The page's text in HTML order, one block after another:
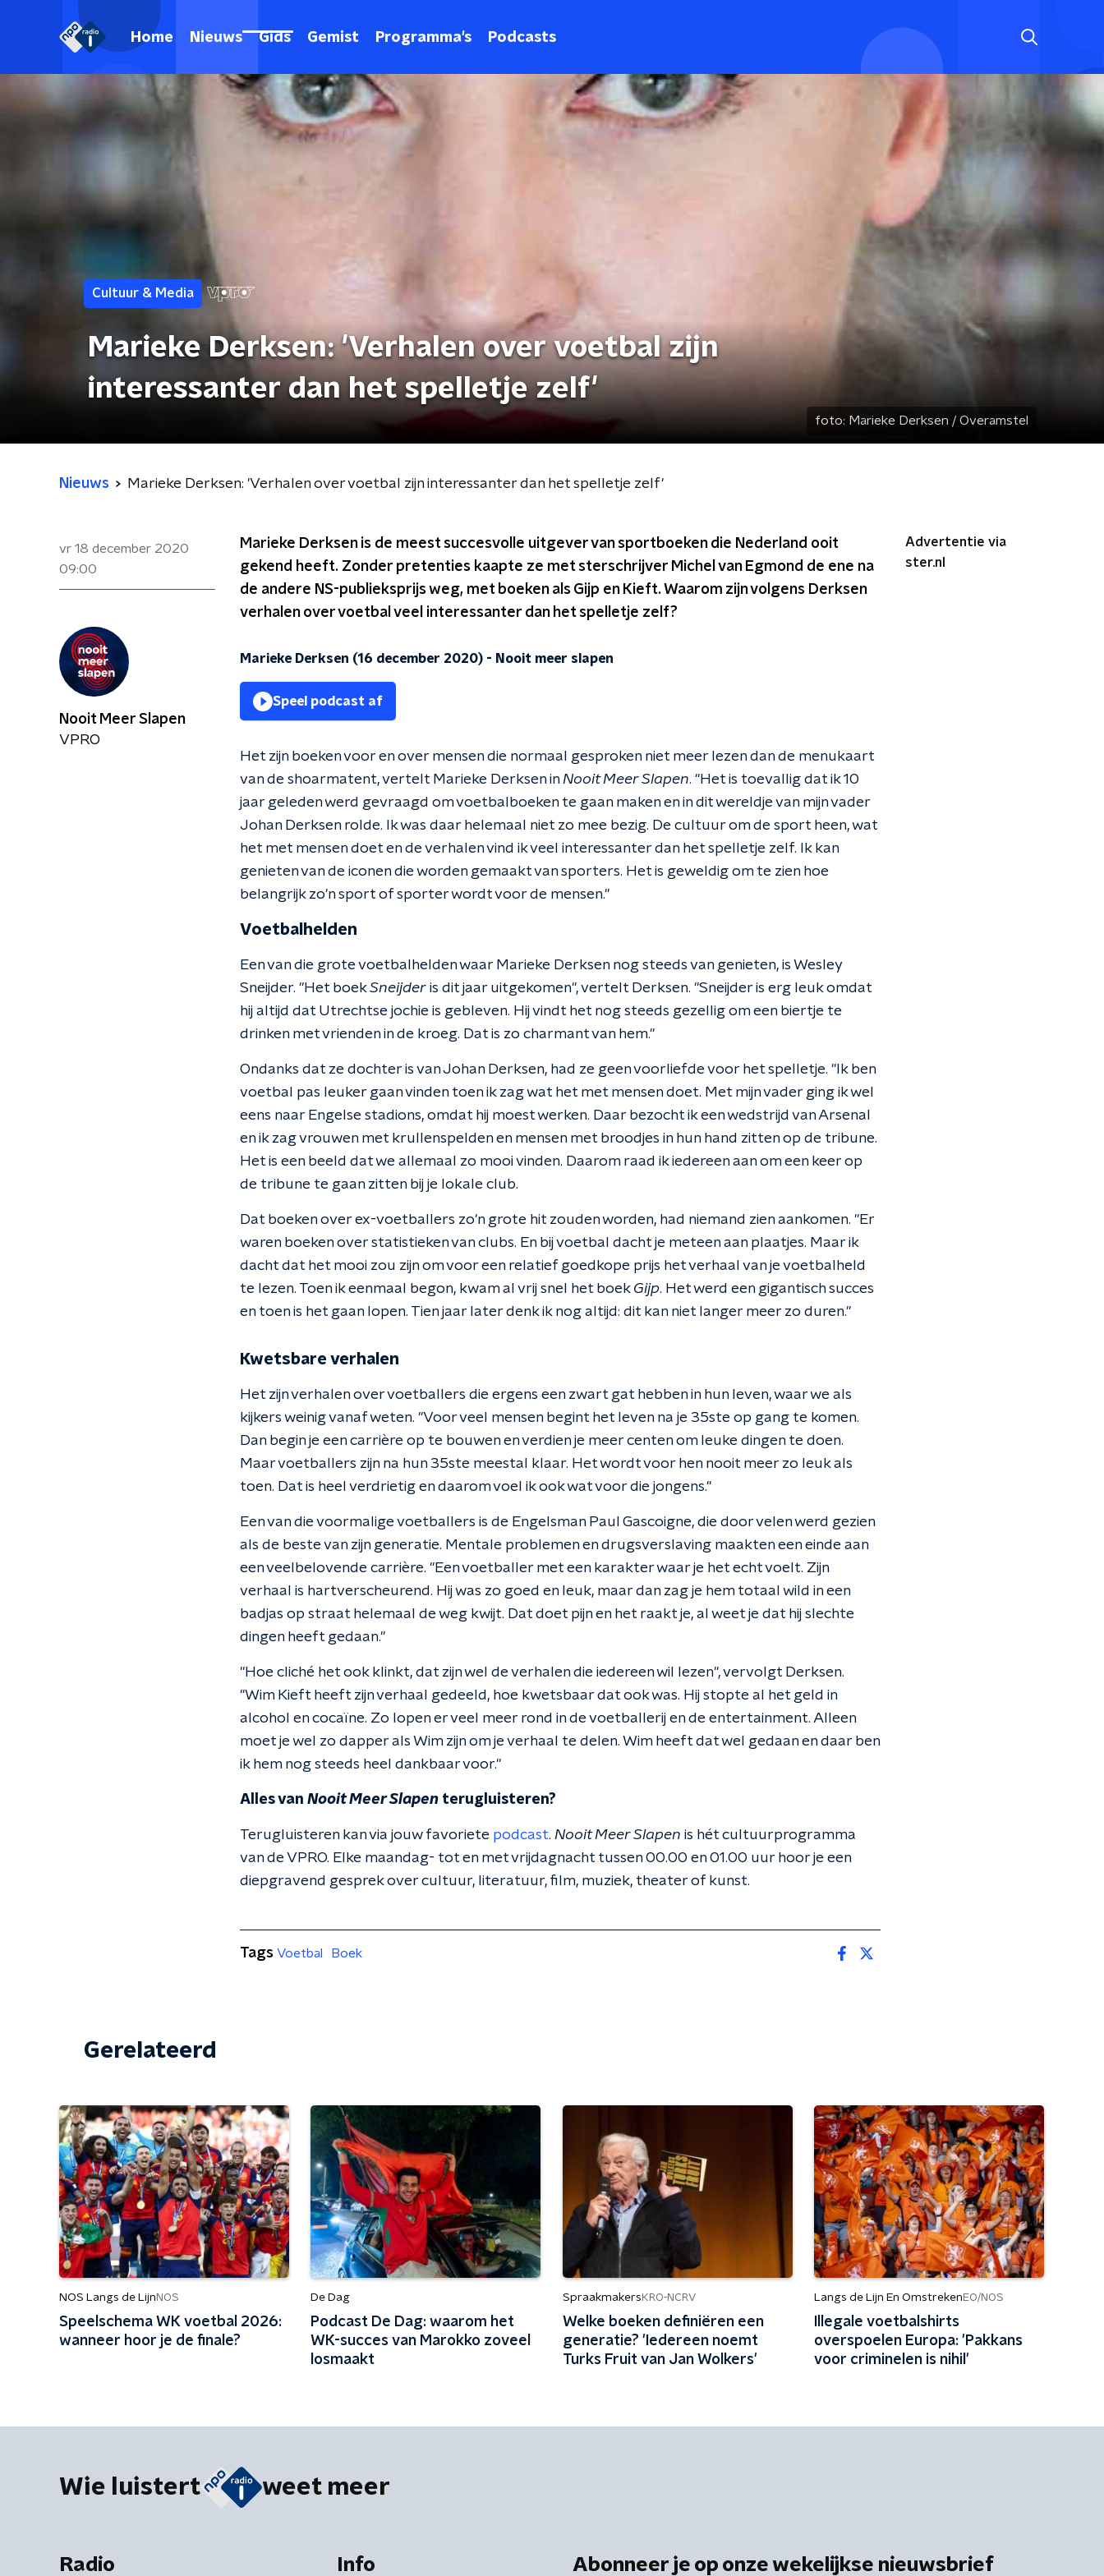
Home Nieuws Gids Gemist Programma's Podcasts
Cultuur & Media
Marieke Derksen: 'Verhalen over voetbal zijn
interessanter dan het spelletje zelf'
foto: Marieke Derksen / Overamstel
Nieuws Marieke Derksen: 'Verhalen over voetbal zijn interessanter dan het spelletje zelf'
vr 18 december 2020
09:00
Marieke Derksen is de meest succesvolle uitgever van sportboeken die Nederland ooit
gekend heeft. Zonder pretenties kaapte ze met sterschrijver Michel van Egmond de ene na
de andere NS-publieksprijs weg, met boeken als Gijp en Kieft. Waarom zijn volgens Derksen
verhalen over voetbal veel interessanter dan het spelletje zelf?
Marieke Derksen (16 december 2020) - Nooit meer slapen
Speel podcast af
Het zijn boeken voor en over mensen die normaal gesproken niet meer lezen dan de menukaart
van de shoarmatent, vertelt Marieke Derksen inNooit Meer Slapen. ''Het is toevallig dat ik 10
jaar geleden werd gevraagd om voetbalboeken te gaan maken en in dit wereldje van mijn vader
Johan Derksen rolde. Ik was daar helemaal niet zo mee bezig. De cultuur om de sport heen, wat
het met mensen doet en de verhalen vind ik veel interessanter dan het spelletje zelf. Ik kan
genieten van de iconen die worden gemaakt van sporters. Het is geweldig om te zien hoe
belangrijk zo'n sport of sporter wordt voor de mensen.''
Voetbalhelden
Een van die grote voetbalhelden waar Marieke Derksen nog steeds van genieten, is Wesley
Sneijder. ''Het boekSneijder is dit jaar uitgekomen'', vertelt Derksen. ''Sneijder is erg leuk omdat
hij altijd dat Utrechtse jochie is gebleven. Hij vindt het nog steeds gezellig om een biertje te
drinken met vrienden in de kroeg. Dat is zo charmant van hem.''
Ondanks dat ze dochter is van Johan Derksen, had ze geen voorliefde voor het spelletje. ''Ik ben
voetbal pas leuker gaan vinden toen ik zag wat het met mensen doet. Met mijn vader ging ik wel
eens naar Engelse stadions, omdat hij moest werken. Daar bezocht ik een wedstrijd van Arsenal
en ik zag vrouwen met krullenspelden en mensen met broodjes in hun hand zitten op de tribune.
Het is een beeld dat we allemaal zo mooi vinden. Daarom raad ik iedereen aan om een keer op
de tribune te gaan zitten bij je lokale club.
Dat boeken over ex-voetballers zo'n grote hit zouden worden, had niemand zien aankomen. ''Er
waren boeken over statistieken van clubs. En bij voetbal dacht je meteen aan plaatjes. Maar ik
dacht dat het mooi zou zijn om voor een relatief goedkope prijs het verhaal van je voetbalheld
te lezen. Toen ik eenmaal begon, kwam al vrij snel het boek Gijp. Het werd een gigantisch succes
en toen is het gaan lopen. Tien jaar later denk ik nog altijd: dit kan niet langer meer zo duren.''
Kwetsbare verhalen
Het zijn verhalen over voetballers die ergens een zwart gat hebben in hun leven, waar we als
kijkers weinig vanaf weten. ''Voor veel mensen begint het leven na je 35ste op gang te komen.
Dan begin je een carrière op te bouwen en verdien je meer centen om leuke dingen te doen.
Maar voetballers zijn na hun 35ste meestal klaar. Het wordt voor hen nooit meer zo leuk als
toen. Dat is heel verdrietig en daarom voel ik ook wat voor die jongens.''
Een van die voormalige voetballers is de Engelsman Paul Gascoigne, die door velen werd gezien
als de beste van zijn generatie. Mentale problemen en drugsverslaving maakten een einde aan
een veelbelovende carrière. ''Een voetballer met een karakter waar je het echt voelt. Zijn
verhaal is hartverscheurend. Hij was zo goed en leuk, maar dan zag je hem totaal wild in een
badjas op straat helemaal de weg kwijt. Dat doet pijn en het raakt je, al weet je dat hij slechte
dingen heeft gedaan.''
''Hoe cliché het ook klinkt, dat zijn wel de verhalen die iedereen wil lezen'', vervolgt Derksen.
''Wim Kieft heeft zijn verhaal gedeeld, hoe kwetsbaar dat ook was. Hij stopte al het geld in
alcohol en cocaïne. Zo lopen er veel meer rond in de voetballerij en de entertainment. Alleen
moet je wel zo dapper als Wim zijn om je verhaal te delen. Wim heeft dat wel gedaan en daar ben
ik hem nog steeds heel dankbaar voor.''
Alles van Nooit Meer Slapen terugluisteren?
Terugluisteren kan via jouw favoriete podcast. Nooit Meer Slapen is hét cultuurprogramma
van de VPRO. Elke maandag- tot en met vrijdagnacht tussen 00.00 en 01.00 uur hoor je een
diepgravend gesprek over cultuur, literatuur, film, muziek, theater of kunst.
Advertentie via
ster.nl
Nooit Meer Slapen
VPRO
Tags Voetbal Boek
Gerelateerd
NOS Langs de Lijn NOS
Speelschema WK voetbal 2026:
wanneer hoor je de finale?
De Dag
Podcast De Dag: waarom het
WK-succes van Marokko zoveel
losmaakt
Spraakmakers KRO-NCRV
Welke boeken definiëren een
generatie? 'Iedereen noemt
Turks Fruit van Jan Wolkers'
Langs de Lijn En Omstreken EO/NOS
Illegale voetbalshirts
overspoelen Europa: 'Pakkans
voor criminelen is nihil'
Wie luistert weet meer
Radio Info Abonneer je op onze wekelijkse nieuwsbrief